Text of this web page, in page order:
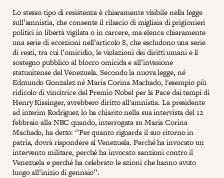
Lo stesso tipo di resistenza è chiaramente visibile nella legge
sull’amnistia, che consente il rilascio di migliaia di prigionieri
politici in libertà vigilata o in carcere, ma elenca chiaramente
una serie di eccezioni nell’articolo 8, che escludono una serie
di reati, tra cui l’omicidio, le violazioni dei diritti umani e il
sostegno pubblico al blocco omicida e all’invasione
statunitense del Venezuela. Secondo la nuova legge, né
Edmundo Gonzalez né Maria Corina Machado, l'esempio più
ridicolo di vincitrice del Premio Nobel per la Pace dai tempi di
Henry Kissinger, avrebbero diritto all'amnistia. La presidente
ad interim Rodriguez lo ha chiarito nella sua intervista del 12
febbraio alla NBC quando, interrogata su Maria Corina
Machado, ha detto: ‘’Per quanto riguarda il suo ritorno in
patria, dovrà rispondere al Venezuela. Perché ha invocato un
intervento militare, perché ha invocato sanzioni contro il
Venezuela e perché ha celebrato le azioni che hanno avuto
luogo all’inizio di gennaio’’.